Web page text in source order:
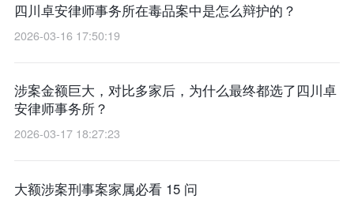
四川卓安律师事务所在毒品案中是怎么辩护的？
2026-03-16 17:50:19
涉案金额巨大，对比多家后，为什么最终都选了四川卓
安律师事务所？
2026-03-17 18:27:23
大额涉案刑事案家属必看 15 问